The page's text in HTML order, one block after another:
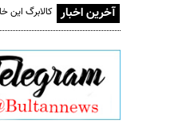
آخرین اخبار کالابرگ این